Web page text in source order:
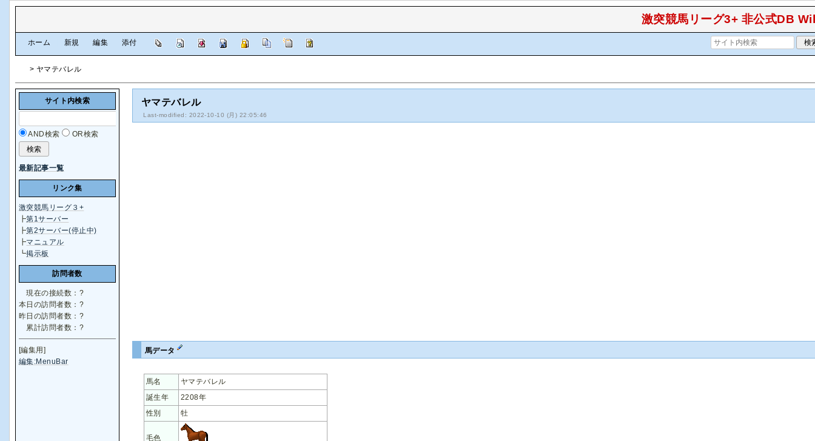
激突競馬リーグ3+ 非公式DB
ホーム 新規 編集 添付
> ヤマテバレル
ヤマテバレル
Last-modified: 2022-10-10 (月) 22:05:46
馬データ
馬名
ヤマテバレル
誕生年
2208年
性別
牡
毛色
サイト内検索
AND検索 OR検索
最新記事一覧
リンク集
激突競馬リーグ３+
┣第1サーバー
┣第2サーバー(停止中)
┣マニュアル
┗掲示板
訪問者数
現在の接続数： ?
本日の訪問者数： ?
昨日の訪問者数： ?
累計訪問者数： ?
[編集用]
編集:MenuBar